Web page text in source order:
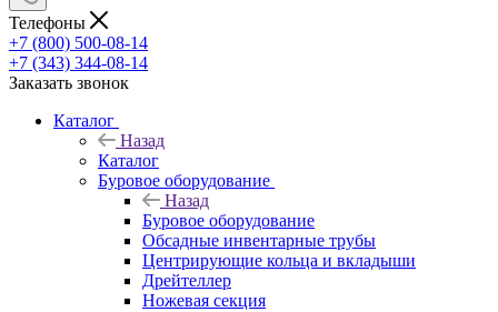
Телефоны
+7 (800) 500-08-14
+7 (343) 344-08-14
Заказать звонок
Каталог
Назад
Каталог
Буровое оборудование
Назад
Буровое оборудование
Обсадные инвентарные трубы
Центрирующие кольца и вкладыши
Дрейтеллер
Ножевая секция